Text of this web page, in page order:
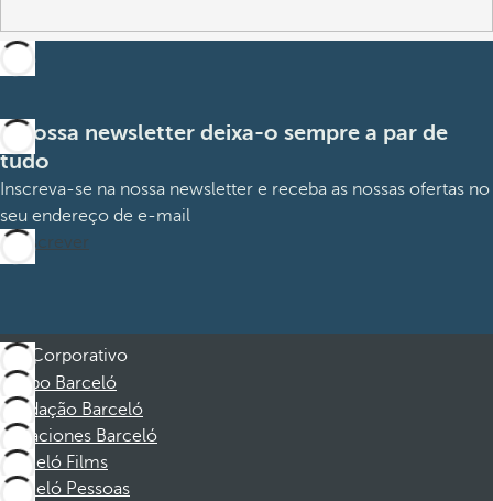
A nossa newsletter deixa-o sempre a par de
tudo
Inscreva-se na nossa newsletter e receba as nossas ofertas no
seu endereço de e-mail
Subscrever
Corporativo
Grupo Barceló
Fundação Barceló
Vacaciones Barceló
Barceló Films
Barceló Pessoas